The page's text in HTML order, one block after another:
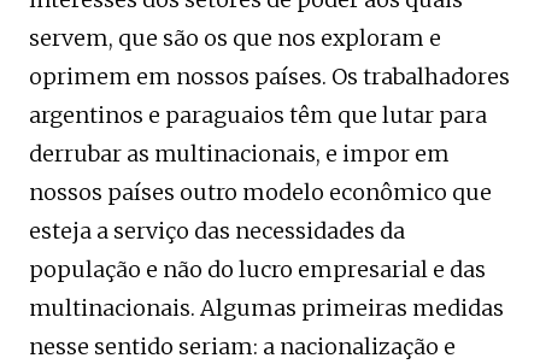
servem, que são os que nos exploram e
oprimem em nossos países. Os trabalhadores
argentinos e paraguaios têm que lutar para
derrubar as multinacionais, e impor em
nossos países outro modelo econômico que
esteja a serviço das necessidades da
população e não do lucro empresarial e das
multinacionais. Algumas primeiras medidas
nesse sentido seriam: a nacionalização e